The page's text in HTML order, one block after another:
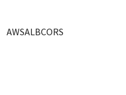
AWSALBCORS